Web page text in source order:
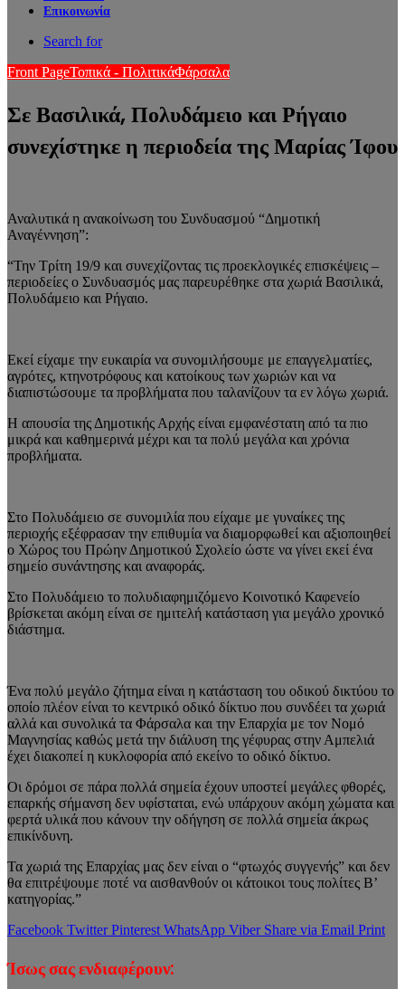
Επικοινωνία
Search for
Front PageΤοπικά - ΠολιτικάΦάρσαλα
Σε Βασιλικά, Πολυδάμειο και Ρήγαιο
συνεχίστηκε η περιοδεία της Μαρίας Ίφου
Αναλυτικά η ανακοίνωση του Συνδυασμού “Δημοτική
Αναγέννηση”:
“Την Τρίτη 19/9 και συνεχίζοντας τις προεκλογικές επισκέψεις –
περιοδείες ο Συνδυασμός μας παρευρέθηκε στα χωριά Βασιλικά,
Πολυδάμειο και Ρήγαιο.
Εκεί είχαμε την ευκαιρία να συνομιλήσουμε με επαγγελματίες,
αγρότες, κτηνοτρόφους και κατοίκους των χωριών και να
διαπιστώσουμε τα προβλήματα που ταλανίζουν τα εν λόγω χωριά.
Η απουσία της Δημοτικής Αρχής είναι εμφανέστατη από τα πιο
μικρά και καθημερινά μέχρι και τα πολύ μεγάλα και χρόνια
προβλήματα.
Στο Πολυδάμειο σε συνομιλία που είχαμε με γυναίκες της
περιοχής εξέφρασαν την επιθυμία να διαμορφωθεί και αξιοποιηθεί
ο Χώρος του Πρώην Δημοτικού Σχολείο ώστε να γίνει εκεί ένα
σημείο συνάντησης και αναφοράς.
Στο Πολυδάμειο το πολυδιαφημιζόμενο Κοινοτικό Καφενείο
βρίσκεται ακόμη είναι σε ημιτελή κατάσταση για μεγάλο χρονικό
διάστημα.
Ένα πολύ μεγάλο ζήτημα είναι η κατάσταση του οδικού δικτύου το
οποίο πλέον είναι το κεντρικό οδικό δίκτυο που συνδέει τα χωριά
αλλά και συνολικά τα Φάρσαλα και την Επαρχία με τον Νομό
Μαγνησίας καθώς μετά την διάλυση της γέφυρας στην Αμπελιά
έχει διακοπεί η κυκλοφορία από εκείνο το οδικό δίκτυο.
Οι δρόμοι σε πάρα πολλά σημεία έχουν υποστεί μεγάλες φθορές,
επαρκής σήμανση δεν υφίσταται, ενώ υπάρχουν ακόμη χώματα και
φερτά υλικά που κάνουν την οδήγηση σε πολλά σημεία άκρως
επικίνδυνη.
Τα χωριά της Επαρχίας μας δεν είναι ο “φτωχός συγγενής” και δεν
θα επιτρέψουμε ποτέ να αισθανθούν οι κάτοικοι τους πολίτες Β’
κατηγορίας.”
Facebook Twitter Pinterest WhatsApp Viber Share via Email Print
Ίσως σας ενδιαφέρουν: